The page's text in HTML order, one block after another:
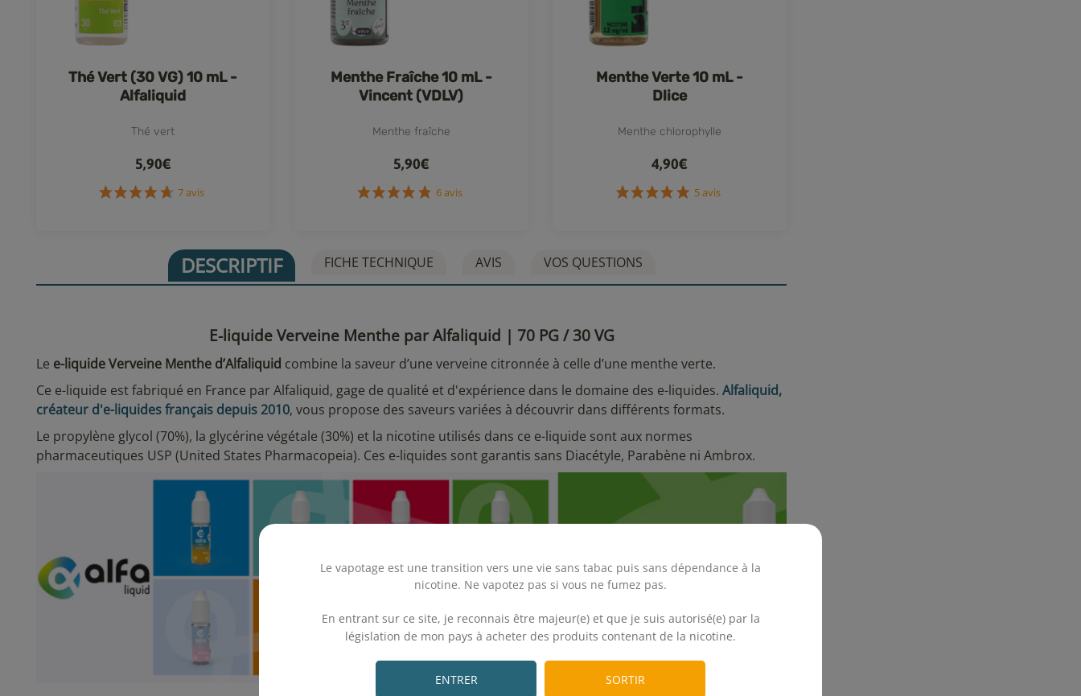
Le vapotage est une transition vers une vie sans tabac puis sans dépendance à la
nicotine. Ne vapotez pas si vous ne fumez pas.
En entrant sur ce site, je reconnais être majeur(e) et que je suis autorisé(e) par la
législation de mon pays à acheter des produits contenant de la nicotine.
ENTRER SORTIR
Thé Vert (30 VG) 10 mL -
Alfaliquid
Thé vert
5,90€
Menthe Fraîche 10 mL -
Vincent (VDLV)
Menthe fraîche
5,90€
Menthe Verte 10 mL -
Dlice
Menthe chlorophylle
4,90€
DESCRIPTIF FICHE TECHNIQUE AVIS VOS QUESTIONS
E-liquide Verveine Menthe par Alfaliquid | 70 PG / 30 VG
Le e-liquide Verveine Menthe d’Alfaliquid combine la saveur d’une verveine citronnée à celle d’une menthe verte.
Ce e-liquide est fabriqué en France par Alfaliquid, gage de qualité et d'expérience dans le domaine des e-liquides. Alfaliquid,
créateur d'e-liquides français depuis 2010, vous propose des saveurs variées à découvrir dans différents formats.
Le propylène glycol (70%), la glycérine végétale (30%) et la nicotine utilisés dans ce e-liquide sont aux normes
pharmaceutiques USP (United States Pharmacopeia). Ces e-liquides sont garantis sans Diacétyle, Parabène ni Ambrox.